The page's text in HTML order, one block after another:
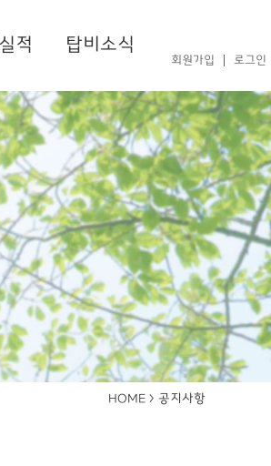
적 탑비소식
회원가입 로그인
HOME > 공지사항